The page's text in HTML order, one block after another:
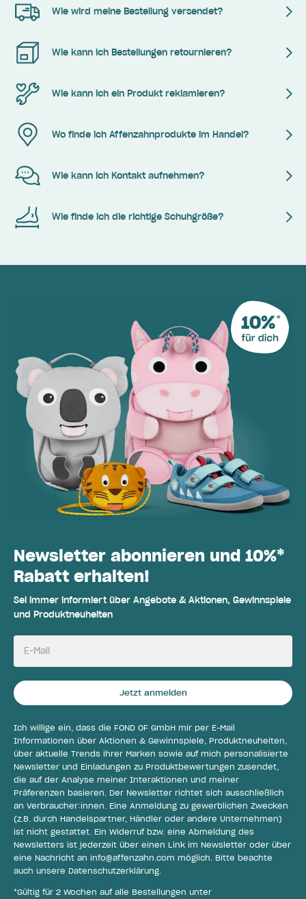
Wie wird meine Bestellung versendet?
Wie kann ich Bestellungen retournieren?
Wie kann ich ein Produkt reklamieren?
Wo finde ich Affenzahnprodukte im Handel?
Wie kann ich Kontakt aufnehmen?
Wie finde ich die richtige Schuhgröße?
Newsletter abonnieren und 10%*
Rabatt erhalten!
Sei immer informiert über Angebote & Aktionen, Gewinnspiele
und Produktneuheiten
E-Mail
Jetzt anmelden
Ich willige ein, dass die FOND OF GmbH mir per E-Mail
Informationen über Aktionen & Gewinnspiele, Produktneuheiten,
über aktuelle Trends ihrer Marken sowie auf mich personalisierte
Newsletter und Einladungen zu Produktbewertungen zusendet,
die auf der Analyse meiner Interaktionen und meiner
Präferenzen basieren. Der Newsletter richtet sich ausschließlich
an Verbraucher:innen. Eine Anmeldung zu gewerblichen Zwecken
(z.B. durch Handelspartner, Händler oder andere Unternehmen)
ist nicht gestattet. Ein Widerruf bzw. eine Abmeldung des
Newsletters ist jederzeit über einen Link im Newsletter oder über
eine Nachricht an info@affenzahn.com möglich. Bitte beachte
auch unsere Datenschutzerklärung
*Gültig für 2 Wochen auf alle Bestellungen unter